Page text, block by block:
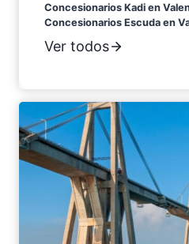
Concesionarios Kadi en
Concesionarios Escuda en
Ver todos